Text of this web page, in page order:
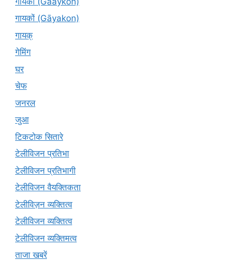
गायकों (Gāyakon)
गायक्
गेमिंग
घर
चेफ
जनरल
जुआ
टिकटोक सितारे
टेलीविजन प्रतिभा
टेलीविजन प्रतिभागी
टेलीविजन वैयक्तिकता
टेलीविज़न व्यक्तित्व
टेलीविजन व्यक्तित्व
टेलीविजन व्यक्तिमत्व
ताजा खबरें